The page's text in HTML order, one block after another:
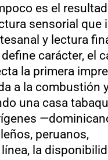
es el
sensorial que
y lectura
carácter, el
la primera
a la combustión
una casa
peruanos,
la